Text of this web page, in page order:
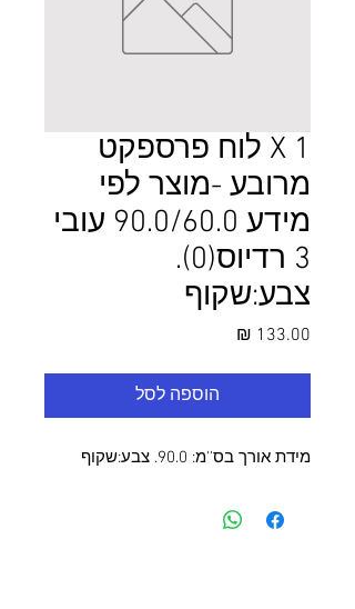
1 X לוח פרספקט
מרובע -מוצר לפי
מידע 90.0/60.0 עובי
3 רדיוס(0).
צבע:שקוף
הוספה לסל
מידת אורך בס''מ: 90.0. צבע:שקוף